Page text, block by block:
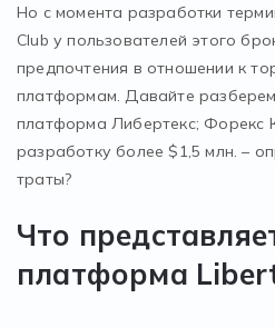
Но с момента разработки
Club у пользователей этого
предпочтения в отношении к
платформам. Давайте
платформа Либертекс; Форекс
разработку более $1,5 млн. –
траты?
Что
платформа